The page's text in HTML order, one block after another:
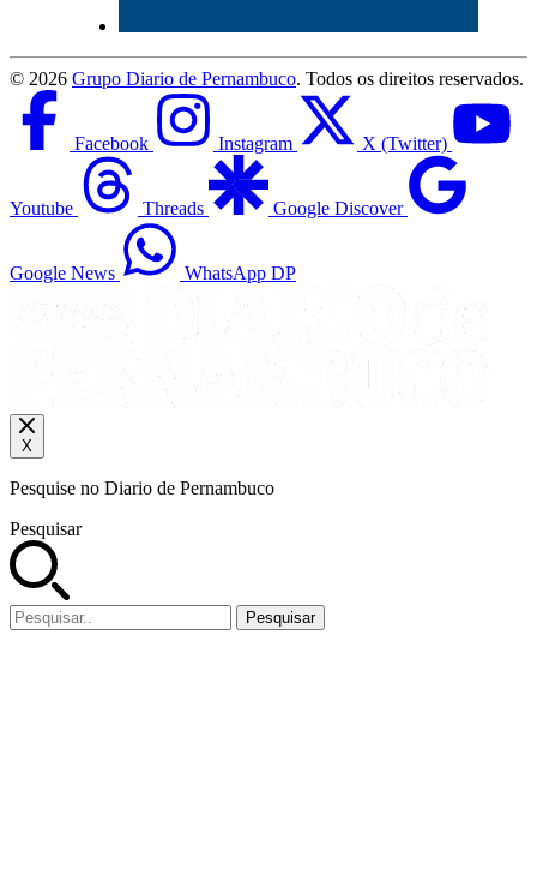
© 2026 Grupo Diario de Pernambuco. Todos os direitos reservados.
Facebook Instagram X (Twitter)
Youtube Threads Google Discover
Google News WhatsApp DP
X
Pesquise no Diario de Pernambuco
Pesquisar
Pesquisar